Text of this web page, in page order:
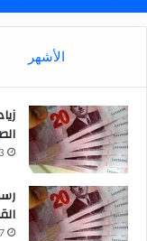
الأشهر
3 مايو، 2024
17